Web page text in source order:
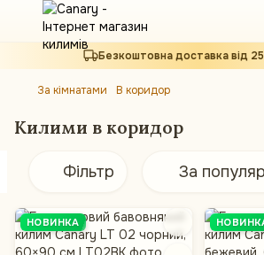
Безкоштовна доставка від
За кімнатами В коридор
Килими в коридор
Фільтр За
НОВИНКА